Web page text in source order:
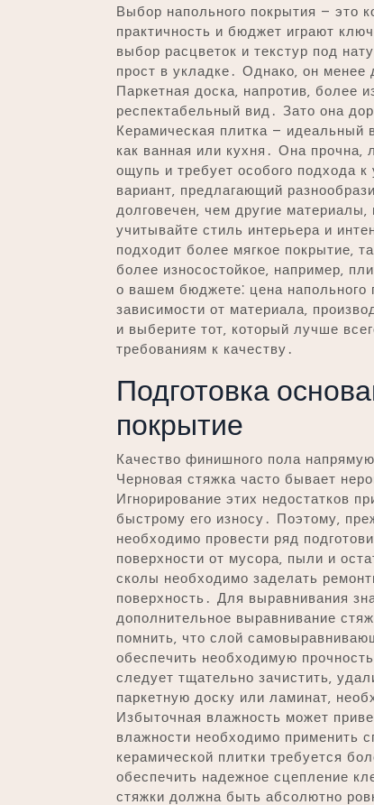
Выбор напольного покрытия – это
практичность и бюджет играют
выбор расцветок и текстур под
прост в укладке․ Однако‚ он менее
Паркетная доска‚ напротив‚ более
респектабельный вид․ Зато она
Керамическая плитка – идеальный
как ванная или кухня․ Она прочна‚
ощупь и требует особого подхода
вариант‚ предлагающий
долговечен‚ чем другие
учитывайте стиль интерьера и
подходит более мягкое покрытие‚
более износостойкое‚ например‚
о вашем бюджете⁚ цена напольного
зависимости от материала‚
и выберите тот‚ который лучше
требованиям к качеству․
Подготовка
покрытие
Качество финишного пола
Черновая стяжка часто бывает
Игнорирование этих недостатков
быстрому его износу․ Поэтому‚
необходимо провести ряд
поверхности от мусора‚ пыли и
сколы необходимо заделать
поверхность․ Для выравнивания
дополнительное выравнивание
помнить‚ что слой
обеспечить необходимую
следует тщательно зачистить‚
паркетную доску или ламинат‚
Избыточная влажность может
влажности необходимо применить
керамической плитки требуется
обеспечить надежное сцепление
стяжки должна быть абсолютно